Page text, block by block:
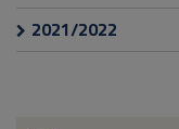
2021/2022